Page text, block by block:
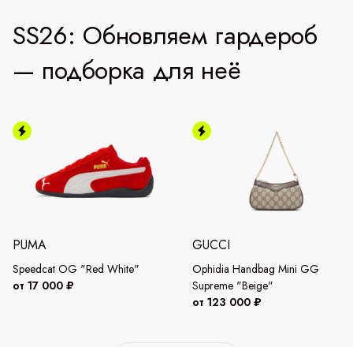
SS26: Обновляем гардероб
— подборка для неё
PUMA
Speedcat OG "Red White"
от 17 000 ₽
GUCCI
Ophidia Handbag Mini GG
Supreme "Beige"
от 123 000 ₽